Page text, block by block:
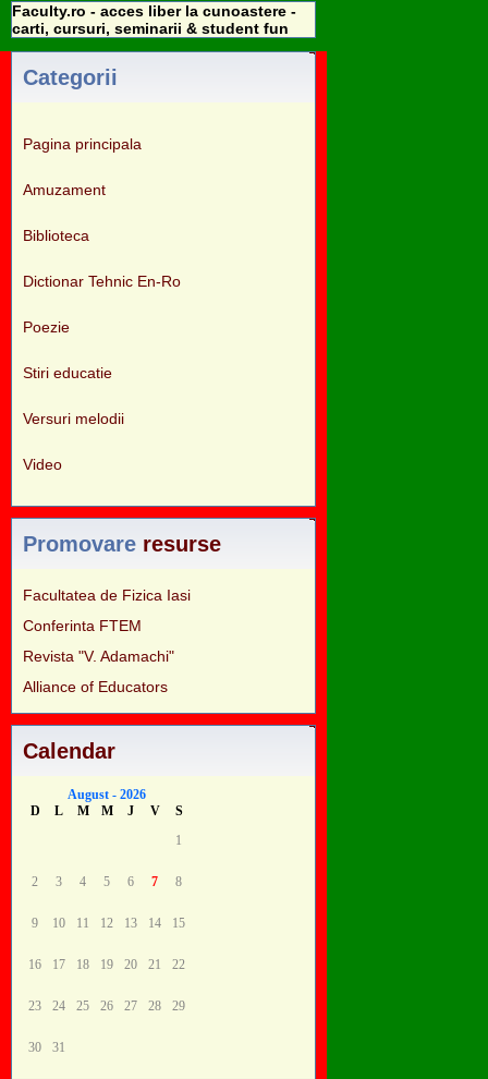
Faculty.ro - acces liber la cunoastere -
carti, cursuri, seminarii & student fun
Categorii
Pagina principala
Amuzament
Biblioteca
Dictionar Tehnic En-Ro
Poezie
Stiri educatie
Versuri melodii
Video
Promovare resurse
Facultatea de Fizica Iasi
Conferinta FTEM
Revista "V. Adamachi"
Alliance of Educators
Calendar
August - 2026
D
L M M J V
S
1
2 3 4 5 6 7 8
9 10 11 12 13 14 15
16 17 18 19 20 21 22
23 24 25 26 27 28 29
30 31